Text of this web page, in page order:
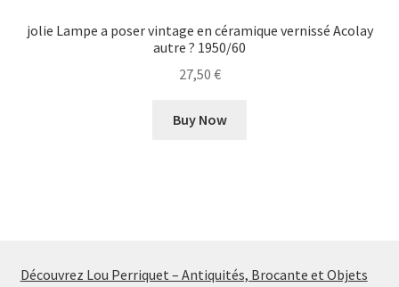
jolie Lampe a poser vintage en céramique vernissé Acolay
autre ? 1950/60
27,50 €
Buy Now
Découvrez Lou Perriquet – Antiquités, Brocante et Objets